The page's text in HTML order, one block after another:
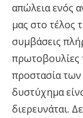
απώλεια ενός
μας στο τέλος
συμβάσεις
πρωτοβουλίες
προστασία των
δυστύχημα
διερευνάται.